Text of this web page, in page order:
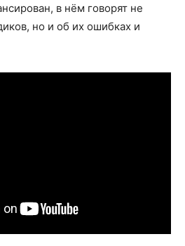
в нём говорят не
но и об их ошибках и